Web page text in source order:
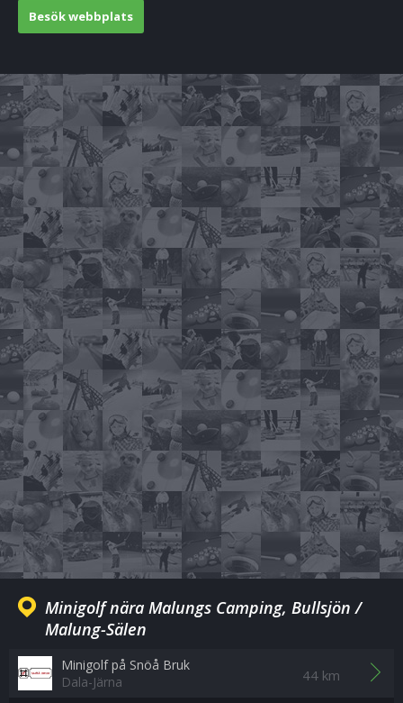
Besök webbplats
Minigolf nära Malungs Camping, Bullsjön /
Malung-Sälen
Minigolf på Snöå Bruk
Dala-Järna
44 km